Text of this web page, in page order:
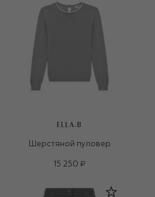
ELLA.B
Шерстяной пуловер
15 250 ₽